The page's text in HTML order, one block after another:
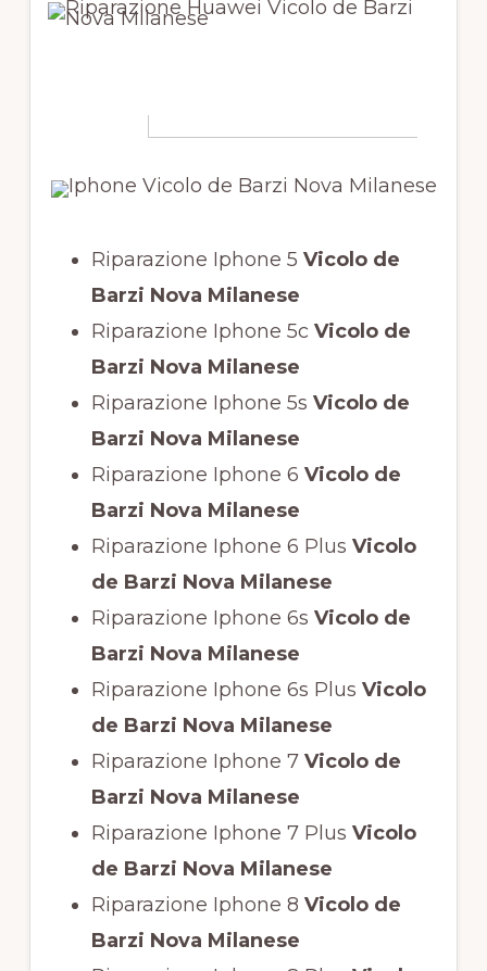
Riparazione Iphone 5 Vicolo de
Barzi Nova Milanese
Riparazione Iphone 5c Vicolo de
Barzi Nova Milanese
Riparazione Iphone 5s Vicolo de
Barzi Nova Milanese
Riparazione Iphone 6 Vicolo de
Barzi Nova Milanese
Riparazione Iphone 6 Plus Vicolo
de Barzi Nova Milanese
Riparazione Iphone 6s Vicolo de
Barzi Nova Milanese
Riparazione Iphone 6s Plus Vicolo
de Barzi Nova Milanese
Riparazione Iphone 7Vicolo de
Barzi Nova Milanese
Riparazione Iphone 7 Plus Vicolo
de Barzi Nova Milanese
Riparazione Iphone 8 Vicolo de
Barzi Nova Milanese